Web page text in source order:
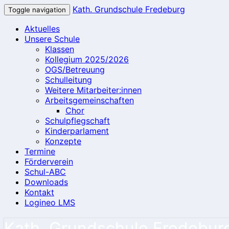
Toggle navigation
Kath. Grundschule Fredeburg
Aktuelles
Unsere Schule
Klassen
Kollegium 2025/2026
OGS/Betreuung
Schulleitung
Weitere Mitarbeiter:innen
Arbeitsgemeinschaften
Chor
Schulpflegschaft
Kinderparlament
Konzepte
Termine
Förderverein
Schul-ABC
Downloads
Kontakt
Logineo LMS